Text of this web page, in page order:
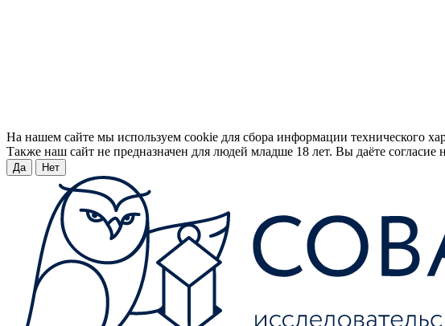
На нашем сайте мы используем cookie для сбора информации технического
Также наш сайт не предназначен для людей младше 18 лет. Вы даёте
Да Нет